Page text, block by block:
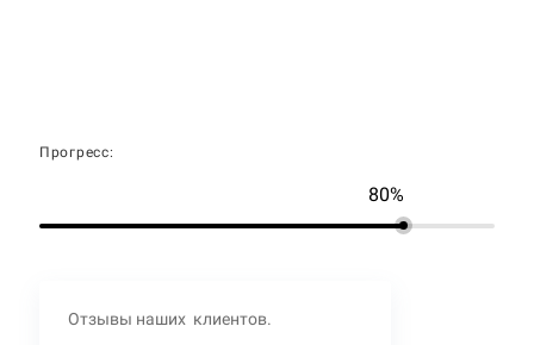
Прогресс:
80%
Отзывы наших клиентов.